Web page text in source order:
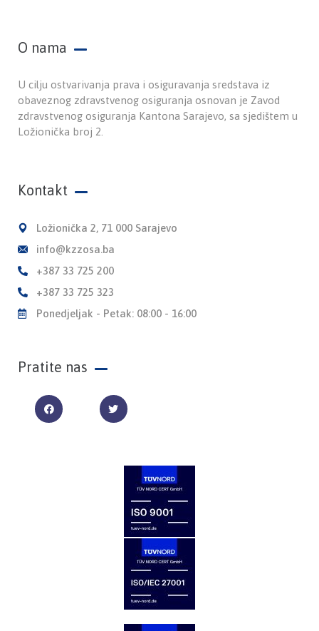
O nama
U cilju ostvarivanja prava i osiguravanja sredstava iz
obaveznog zdravstvenog osiguranja osnovan je Zavod
zdravstvenog osiguranja Kantona Sarajevo, sa sjedištem u
Ložionička broj 2.
Kontakt
Ložionička 2, 71 000 Sarajevo
info@kzzosa.ba
+387 33 725 200
+387 33 725 323
Ponedjeljak - Petak: 08:00 - 16:00
Pratite nas